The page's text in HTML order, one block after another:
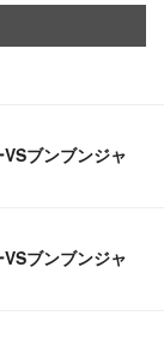
ブンブンジャ
ブンブンジャ